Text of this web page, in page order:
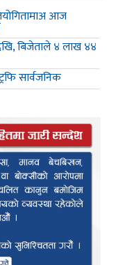
आज
बिजेताले ४ लाख ४४
सार्वजनिक